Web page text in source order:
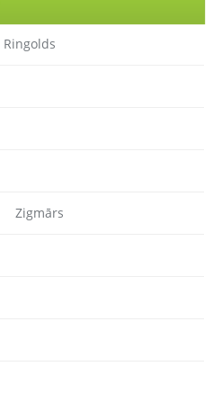
Ringolds
Zigmārs